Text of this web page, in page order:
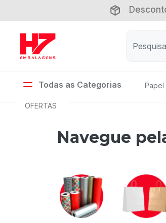
Todas as Categorias Papel
OFERTAS
Navegue